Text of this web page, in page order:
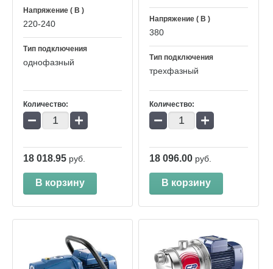
Напряжение ( В )
220-240
Тип подключения
однофазный
Количество:
− +
18 018.95 руб.
В корзину
Напряжение ( В )
380
Тип подключения
трехфазный
Количество:
− +
18 096.00 руб.
В корзину